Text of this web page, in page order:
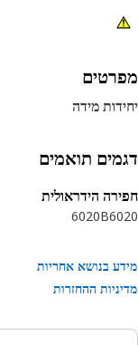
מידה
תואמים
הידראולית
6020B
בנושא אחריות
ההחזרות